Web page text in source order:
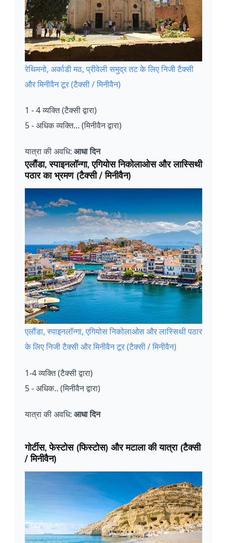
रेथिमनो, अर्काडी मठ, प्रीवेली समुद्र तट के लिए निजी टैक्सी
और मिनीवैन टूर (टैक्सी / मिनीवैन)
1 - 4 व्यक्ति (टैक्सी द्वारा)
5 - अधिक व्यक्ति... (मिनीवैन द्वारा)
यात्रा की अवधि: आधा दिन
एलौंडा, स्पाइनलॉन्गा, एगियोस निकोलाओस और लास्सिथी
पठार का भ्रमण (टैक्सी / मिनीवैन)
एलौंडा, स्पाइनलॉन्गा, एगियोस निकोलाओस और लास्सिथी पठार
के लिए निजी टैक्सी और मिनीवैन टूर (टैक्सी / मिनीवैन)
1-4 व्यक्ति (टैक्सी द्वारा)
5 - अधिक.. (मिनीवैन द्वारा)
यात्रा की अवधि: आधा दिन
गोर्टीस, फेस्टोस (फिस्टोस) और मटाला की यात्रा (टैक्सी
/ मिनीवैन)